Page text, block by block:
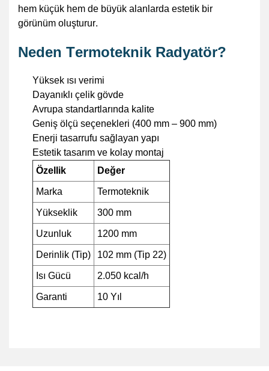
hem küçük hem de büyük alanlarda estetik bir
görünüm oluşturur.
Neden Termoteknik Radyatör?
Yüksek ısı verimi
Dayanıklı çelik gövde
Avrupa standartlarında kalite
Geniş ölçü seçenekleri (400 mm – 900 mm)
Enerji tasarrufu sağlayan yapı
Estetik tasarım ve kolay montaj
Özellik
Değer
Marka Termoteknik
Yükseklik 300 mm
Uzunluk 1200 mm
Derinlik (Tip) 102 mm (Tip 22)
Isı Gücü 2.050 kcal/h
Garanti 10 Yıl